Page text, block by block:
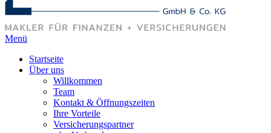
Menü
Startseite
Über uns
Willkommen
Team
Kontakt & Öffnungszeiten
Ihre Vorteile
Versicherungspartner